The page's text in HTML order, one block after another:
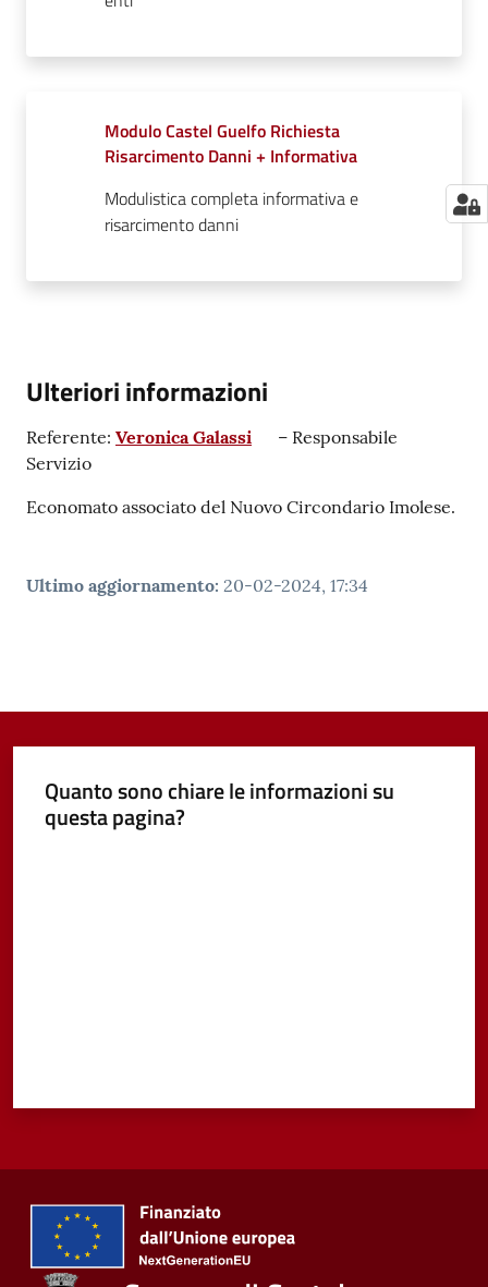
Modulo Castel Guelfo Richiesta
Risarcimento Danni + Informativa
Modulistica completa informativa e
risarcimento danni
Ulteriori informazioni
Referente: Veronica Galassi
– Responsabile
Servizio
Economato associato del Nuovo Circondario Imolese.
Ultimo aggiornamento: 20-02-2024, 17:34
Quanto sono chiare le informazioni su
questa pagina?